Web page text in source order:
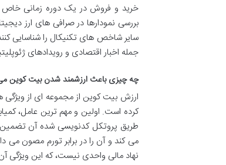
خرید و فروش در یک دوره زمانی خاص
بررسی نمودارها در صرافی های ارز
سایر شاخص های تکنیکال را شناسایی
جمله اخبار اقتصادی و رویدادهای
چه چیزی باعث ارزشمند شدن بیت کوین
ارزش بیت کوین از مجموعه ای از ویژگی
طریق پروتکل کدنویسی شده آن تضمین
می کند و آن را در برابر تورم مصون
نهاد مالی واحدی نیست، که این ویژگی